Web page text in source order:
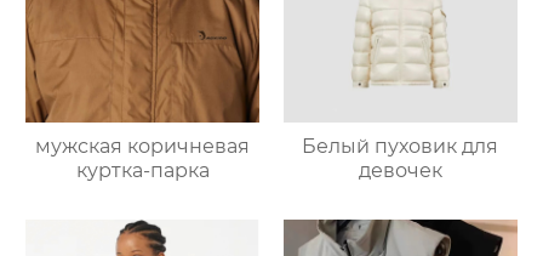
мужская коричневая
куртка-парка
Белый пуховик для
девочек